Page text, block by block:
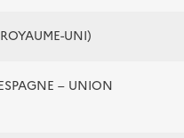
UNI)
– UNION